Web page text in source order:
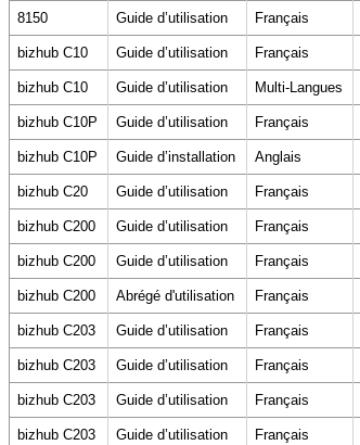
8150 Guide d’utilisation Français
bizhub C10 Guide d’utilisation Français
bizhub C10 Guide d’utilisation Multi-Langues
bizhub C10P Guide d’utilisation Français
bizhub C10P Guide d’installation Anglais
bizhub C20 Guide d’utilisation Français
bizhub C200 Guide d’utilisation Français
bizhub C200 Guide d’utilisation Français
bizhub C200 Abrégé d'utilisation Français
bizhub C203 Guide d’utilisation Français
bizhub C203 Guide d’utilisation Français
bizhub C203 Guide d’utilisation Français
bizhub C203 Guide d’utilisation Français